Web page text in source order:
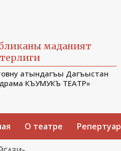
маданият
атындагъы Дагъыстан
КЪУМУКЪ ТЕАТР»
О театре Репертуар